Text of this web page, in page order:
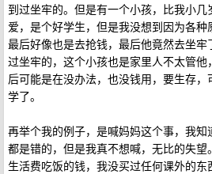
到过坐牢的。但是有一个小孩，比我小
爱，是个好学生，但是我没想到因为各种
最后好像也是去抢钱，最后他竟然去坐
过坐牢的，这个小孩也是家里人不太管
后可能是在没办法，也没钱用，要生存
学了。
再举个我的例子，是喊妈妈这个事，我
都是错的，但是我真不想喊，无比的失
生活费吃饭的钱，我没买过任何课外的东